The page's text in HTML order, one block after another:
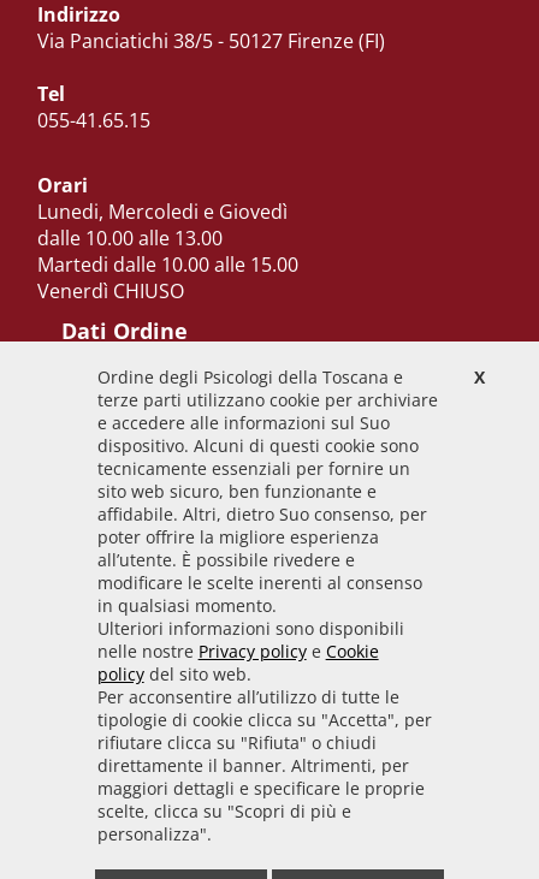
Indirizzo
Via Panciatichi 38/5 - 50127 Firenze (FI)
Tel
055-41.65.15
Orari
Lunedi, Mercoledi e Giovedì
dalle 10.00 alle 13.00
Martedi dalle 10.00 alle 15.00
Venerdì CHIUSO
Dati Ordine
Codice Fiscale
92009700458
Codice IPA
odpt_to
Linee guida
Sito realizzato seguendo le linee guida di sviluppo
per i servizi web delle PA pubblicate da AGID in
collaborazione con il TEAM PER LA
TRASFORMAZIONE DIGITALE.
• Informativa cookie • Informativa privacy
• Amministrazione trasparente • Whistleblowing
X
Ordine degli Psicologi della Toscana e
terze parti utilizzano cookie per archiviare
e accedere alle informazioni sul Suo
dispositivo. Alcuni di questi cookie sono
tecnicamente essenziali per fornire un
sito web sicuro, ben funzionante e
affidabile. Altri, dietro Suo consenso, per
poter offrire la migliore esperienza
all’utente. È possibile rivedere e
modificare le scelte inerenti al consenso
in qualsiasi momento.
Ulteriori informazioni sono disponibili
nelle nostre Privacy policye Cookie
policydel sito web.
Per acconsentire all’utilizzo di tutte le
tipologie di cookie clicca su "Accetta", per
rifiutare clicca su "Rifiuta" o chiudi
direttamente il banner. Altrimenti, per
maggiori dettagli e specificare le proprie
scelte, clicca su "Scopri di più e
personalizza".